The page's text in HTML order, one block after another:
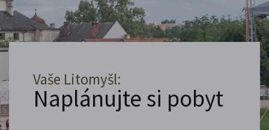
Vaše Litomyšl:
Naplánujte si pobyt